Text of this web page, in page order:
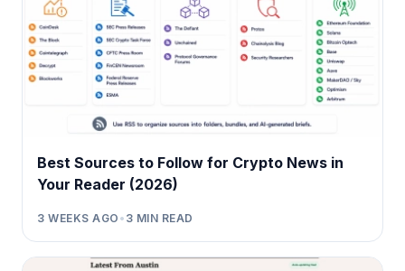
Best Sources to Follow for Crypto News in
Your Reader (2026)
3 WEEKS AGO • 3 MIN READ